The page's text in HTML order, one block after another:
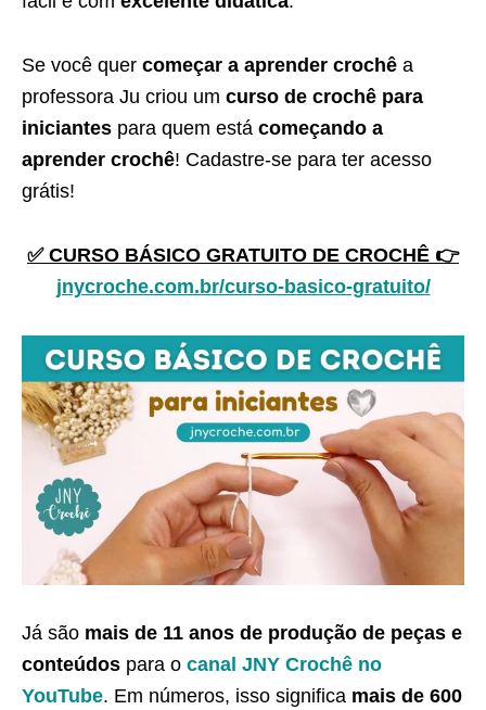
Se você quer começar a aprender crochê a
professora Ju criou um curso de crochê para
iniciantes para quem está começando a
aprender crochê! Cadastre-se para ter acesso
grátis!
✅ CURSO BÁSICO GRATUITO DE CROCHÊ 👉
jnycroche.com.br/curso-basico-gratuito/
Já são mais de 11 anos de produção de peças e
conteúdos para o canal JNY Crochê no
YouTube. Em números, isso significa mais de 600